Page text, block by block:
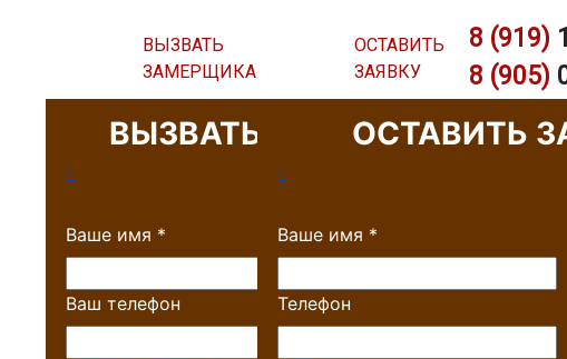
ВЫЗВАТЬ
ЗАМЕРЩИКА
ВЫЗВАТЬ ЗАМЕРЩИКА
Ваше имя *
Ваш телефон
ОСТАВИТЬ
ЗАЯВКУ
ОСТАВИТЬ
Ваше имя *
Телефон
8 (919)
8 (905)